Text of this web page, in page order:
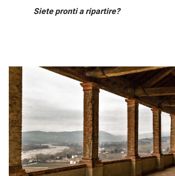
Siete pronti a ripartire?